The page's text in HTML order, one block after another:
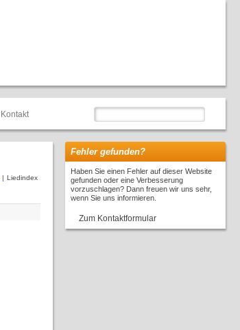
Kontakt
| Liedindex
Fehler gefunden?
Haben Sie einen Fehler auf dieser Website
gefunden oder eine Verbesserung
vorzuschlagen? Dann freuen wir uns sehr,
wenn Sie uns informieren.
Zum Kontaktformular